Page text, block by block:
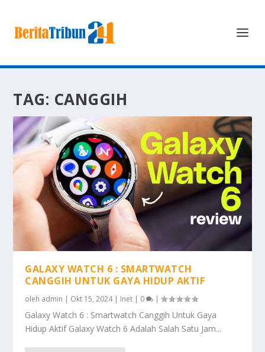
TAG: CANGGIH
GALAXY WATCH 6 : SMARTWATCH
CANGGIH UNTUK GAYA HIDUP AKTIF
oleh admin | Okt 15, 2024| Inet | 0 |
Galaxy Watch 6 : Smartwatch Canggih Untuk Gaya
Hidup Aktif Galaxy Watch 6 Adalah Salah Satu Jam...